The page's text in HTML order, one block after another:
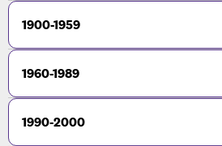
1900-1959
1960-1989
1990-2000